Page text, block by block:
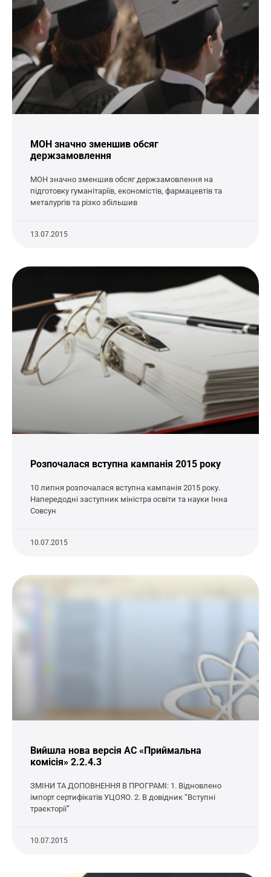
МОН значно зменшив обсяг
держзамовлення
МОН значно зменшив обсяг держзамовлення на
підготовку гуманітаріїв, економістів, фармацевтів та
металургів та різко збільшив
13.07.2015
Розпочалася вступна кампанія 2015 року
10 липня розпочалася вступна кампанія 2015 року.
Напередодні заступник міністра освіти та науки Інна
Совсун
10.07.2015
Вийшла нова версія АС «Приймальна
комісія» 2.2.4.3
ЗМІНИ ТА ДОПОВНЕННЯ В ПРОГРАМІ: 1. Відновлено
імпорт сертифікатів УЦОЯО. 2. В довідник “Вступні
траєкторії”
10.07.2015